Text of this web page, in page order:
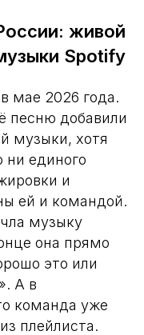
живой
Spotify
мае 2026 года.
песню добавили
музыки, хотя
ни единого
и
ей и командой.
музыку
она прямо
это или
А в
команда уже
плейлиста.